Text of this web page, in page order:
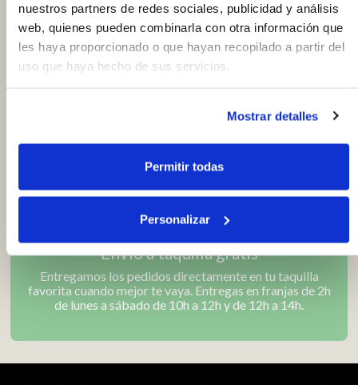
nuestros partners de redes sociales, publicidad y análisis
web, quienes pueden combinarla con otra información que
les haya proporcionado o que hayan recopilado a partir del
uso que haya hecho de sus servicios.
Mostrar detalles
Permitir todas
Personalizar
Bienvenid@
Ahora puedes comprar online en los comercios y
mercados de la ciudad: Alimentación, moda y
complementos, electrónica y mucho más.
productos al carrito y escoge como quieres recibirlo: en
el comercio o en las taquillas inteligentes.
Envío a taquilla gratis
Entregamos los pedidos directamente en tu taquilla
favorita cuando mejor te vaya. Entregas en franjas de 2h
de lunes a sábado de 10h a 12h y de 12h a 14h.